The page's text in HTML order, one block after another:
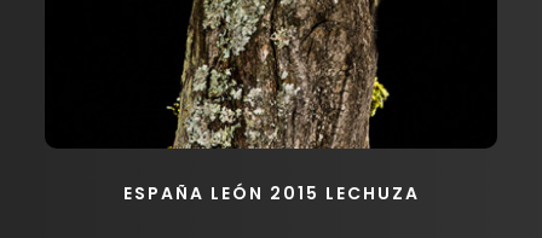
ESPAÑA LEÓN 2015 LECHUZA